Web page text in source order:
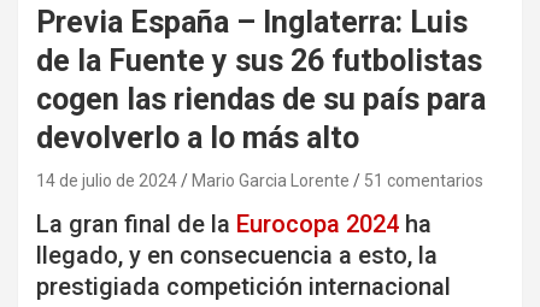
Previa España – Inglaterra: Luis
de la Fuente y sus 26 futbolistas
cogen las riendas de su país para
devolverlo a lo más alto
14 de julio de 2024 Mario Garcia Lorente 51 comentarios
La gran final de la Eurocopa 2024 ha
llegado, y en consecuencia a esto, la
prestigiada competición internacional